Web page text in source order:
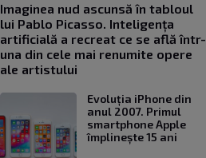
Imaginea nud ascunsă în tabloul
lui Pablo Picasso. Inteligența
artificială a recreat ce se află într-
una din cele mai renumite opere
ale artistului
Evoluția iPhone din
anul 2007. Primul
smartphone Apple
împlinește 15 ani